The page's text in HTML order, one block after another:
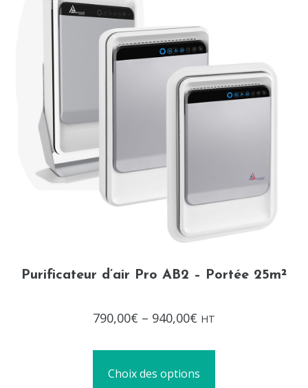
Purificateur d’air Pro AB2 – Portée 25m²
0
790,00€ – 940,00€ HT
Choix des options